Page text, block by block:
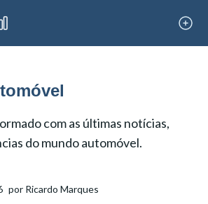
com as últimas notícias,
do mundo automóvel.
por Ricardo Marques